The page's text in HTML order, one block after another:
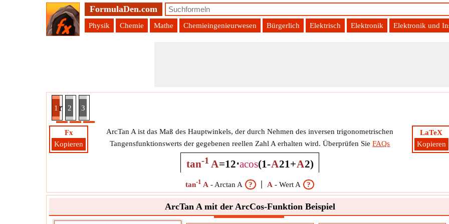
FormulaDen.com
Physik Chemie Mathe Chemieingenieurwesen Bürgerlich Elektrisch Elektronik Elektronik und
1
A mit der ArcCos-Funktion Formel
2 3
Fx
Kopieren
LaTeX
Kopieren
ArcTan A ist das Maß des Hauptwinkels, der durch Nehmen des inversen trigonometrischen
Tangensfunktionswerts der gegebenen reellen Zahl A erhalten wird. Überprüfen SieFAQs
tan-1 A=12⋅acos(1-A21+A2)
tan-1 A - Arctan A ? A -Wert A ?
ArcTan A mit der ArcCos-Funktion Beispiel